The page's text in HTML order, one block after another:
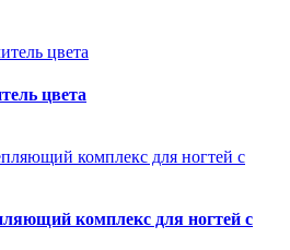
цвета
комплекс для ногтей с